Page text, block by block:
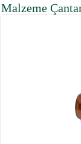
Malzeme